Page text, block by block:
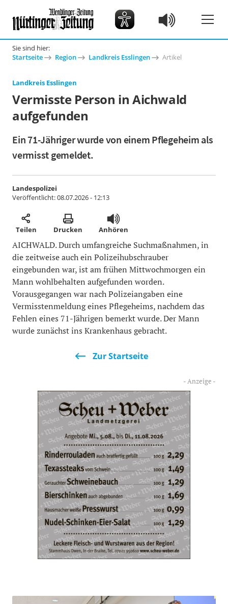
Sie sind hier:
Startseite
Region Landkreis Esslingen Artikel
Landkreis Esslingen
Vermisste Person in Aichwald
aufgefunden
Ein 71-Jähriger wurde von einem Pflegeheim als
vermisst gemeldet.
Landespolizei
Veröffentlicht:08.07.2026 - 12:13
Teilen Drucken Anhören
AICHWALD. Durch umfangreiche Suchmaßnahmen, in
die zeitweise auch ein Polizeihubschrauber
eingebunden war, ist am frühen Mittwochmorgen ein
Mann wohlbehalten aufgefunden worden.
Vorausgegangen war nach Polizeiangaben eine
Vermisstenmeldung eines Pflegeheims, nachdem das
Fehlen eines 71-Jährigen bemerkt wurde. Der Mann
wurde zunächst ins Krankenhaus gebracht.
Zur Startseite